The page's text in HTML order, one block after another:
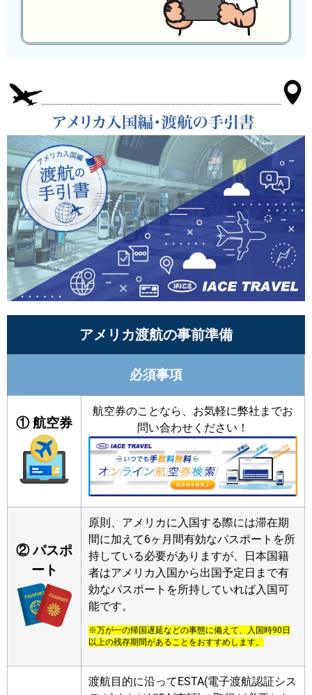
アメリカ渡航の事前準備
必須事項
① 航空券
航空券のことなら、お気軽に弊社までお
問い合わせください！
② パスポ
ート
原則、アメリカに入国する際には滞在期
間に加えて6ヶ月間有効なパスポートを所
持している必要がありますが、日本国籍
者はアメリカ入国から出国予定日まで有
効なパスポートを所持していれば入国可
能です。
※万が一の帰国遅延などの事態に備えて、入国時90日
以上の残存期間があることをおすすめします。
渡航目的に沿ってESTA(電子渡航認証シス